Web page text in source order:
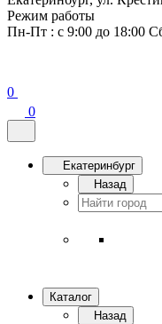
Режим работы
Пн-Пт : с 9:00 до 18:00
0
0
Екатеринбург
Назад
Каталог
Назад